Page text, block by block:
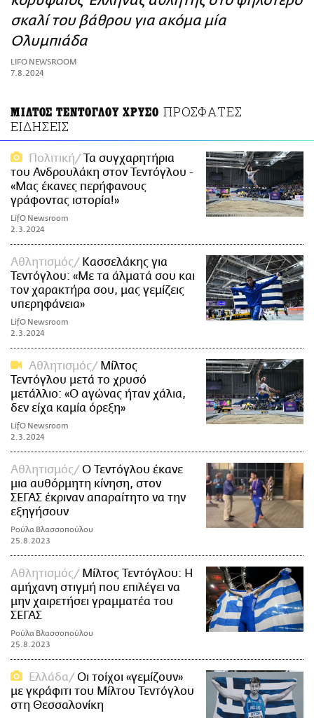
ΑΜΠΑ
PRINT
σκαλί του βάθρου για ακόμα μία
Ολυμπιάδα
LIFO NEWSROOM
7.8.2024
ΜΙΛΤΟΣ ΤΕΝΤΟΓΛΟΥ ΧΡΥΣΟ ΠΡΟΣΦΑΤΕΣ
ΕΙΔΗΣΕΙΣ
Πολιτική
Τα συγχαρητήρια
του Ανδρουλάκη στον Τεντόγλου -
«Μας έκανες περήφανους
γράφοντας ιστορία!»
LifO Newsroom
2.3.2024
Αθλητισμός
Κασσελάκης για
Τεντόγλου: «Με τα άλματά σου και
τον χαρακτήρα σου, μας γεμίζεις
υπερηφάνεια»
LifO Newsroom
2.3.2024
Αθλητισμός
Μίλτος
Τεντόγλου μετά το χρυσό
μετάλλιο: «Ο αγώνας ήταν χάλια,
δεν είχα καμία όρεξη»
LifO Newsroom
2.3.2024
Αθλητισμός
Ο Τεντόγλου έκανε
μια αυθόρμητη κίνηση, στον
ΣΕΓΑΣ έκριναν απαραίτητο να την
εξηγήσουν
Ρούλα Βλασσοπούλου
25.8.2023
Αθλητισμός
Μίλτος Τεντόγλου: Η
αμήχανη στιγμή που επιλέγει να
μην χαιρετήσει γραμματέα του
ΣΕΓΑΣ
Ρούλα Βλασσοπούλου
25.8.2023
Ελλάδα
Οι τοίχοι «γεμίζουν»
με γκράφιτι του Μίλτου Τεντόγλου
στη Θεσσαλονίκη